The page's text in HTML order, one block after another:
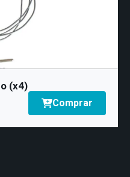
(x4)
Comprar